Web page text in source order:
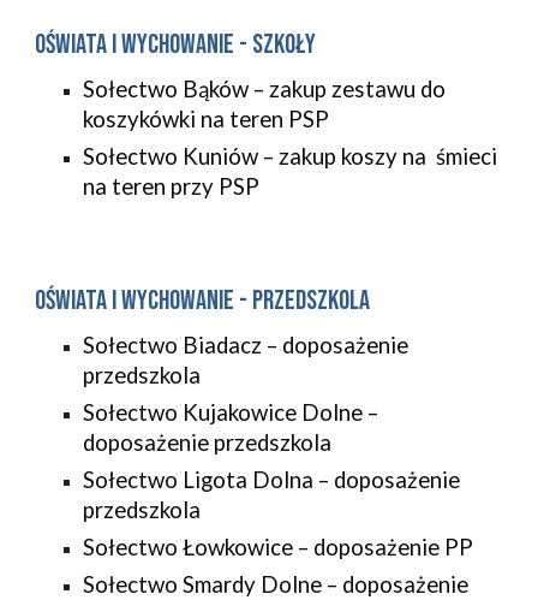
Oświata i wychowanie - Szkoły
Sołectwo Bąków – zakup zestawu do
koszykówki na teren PSP
Sołectwo Kuniów – zakup koszy na śmieci
na teren przy PSP
Oświata i wychowanie - Przedszkola
Sołectwo Biadacz – doposażenie
przedszkola
Sołectwo Kujakowice Dolne –
doposażenie przedszkola
Sołectwo Ligota Dolna – doposażenie
przedszkola
Sołectwo Łowkowice – doposażenie PP
Sołectwo Smardy Dolne – doposażenie